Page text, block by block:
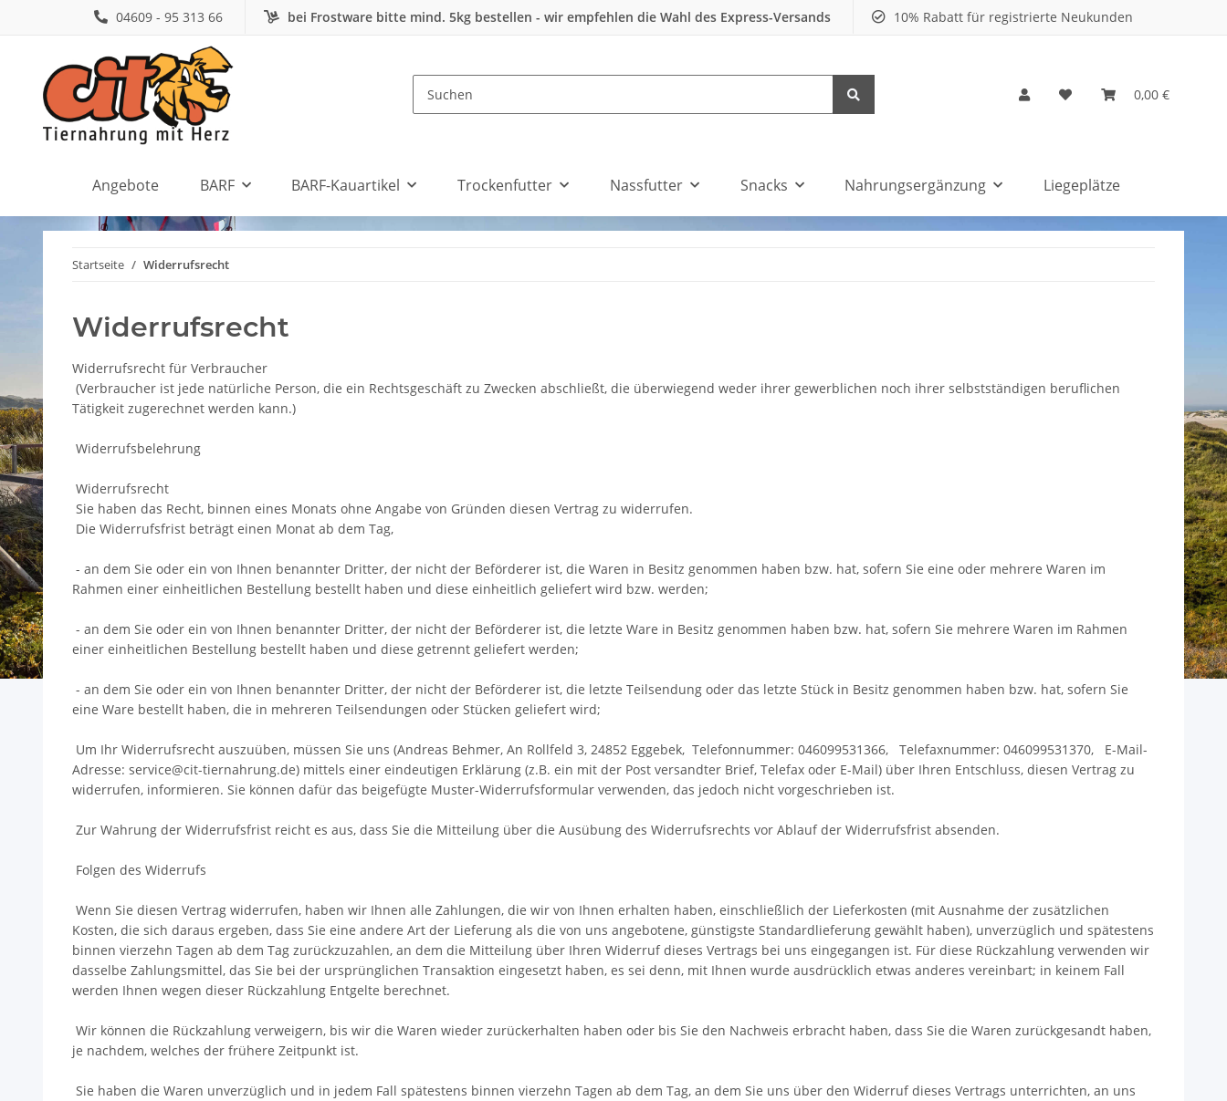
04609 - 95 313 66 bei Frostware bitte mind. 5kg bestellen - wir empfehlen die Wahl des Express-Versands 10% Rabatt für registrierte Neukunden
0,00 €
Angebote BARF BARF-Kauartikel Trockenfutter Nassfutter Snacks Nahrungsergänzung Liegeplätze
Startseite Widerrufsrecht
Widerrufsrecht
Widerrufsrecht für Verbraucher
(Verbraucher ist jede natürliche Person, die ein Rechtsgeschäft zu Zwecken abschließt, die überwiegend weder ihrer gewerblichen noch ihrer selbstständigen beruflichen
Tätigkeit zugerechnet werden kann.)
Widerrufsbelehrung
Widerrufsrecht
Sie haben das Recht, binnen eines Monats ohne Angabe von Gründen diesen Vertrag zu widerrufen.
Die Widerrufsfrist beträgt einen Monat ab dem Tag,
- an dem Sie oder ein von Ihnen benannter Dritter, der nicht der Beförderer ist, die Waren in Besitz genommen haben bzw. hat, sofern Sie eine oder mehrere Waren im
Rahmen einer einheitlichen Bestellung bestellt haben und diese einheitlich geliefert wird bzw. werden;
- an dem Sie oder ein von Ihnen benannter Dritter, der nicht der Beförderer ist, die letzte Ware in Besitz genommen haben bzw. hat, sofern Sie mehrere Waren im Rahmen
einer einheitlichen Bestellung bestellt haben und diese getrennt geliefert werden;
- an dem Sie oder ein von Ihnen benannter Dritter, der nicht der Beförderer ist, die letzte Teilsendung oder das letzte Stück in Besitz genommen haben bzw. hat, sofern Sie
eine Ware bestellt haben, die in mehreren Teilsendungen oder Stücken geliefert wird;
Um Ihr Widerrufsrecht auszuüben, müssen Sie uns (Andreas Behmer, An Rollfeld 3, 24852 Eggebek, Telefonnummer: 046099531366, Telefaxnummer: 046099531370, E-Mail-
Adresse: service@cit-tiernahrung.de) mittels einer eindeutigen Erklärung (z.B. ein mit der Post versandter Brief, Telefax oder E-Mail) über Ihren Entschluss, diesen Vertrag zu
widerrufen, informieren. Sie können dafür das beigefügte Muster-Widerrufsformular verwenden, das jedoch nicht vorgeschrieben ist.
Zur Wahrung der Widerrufsfrist reicht es aus, dass Sie die Mitteilung über die Ausübung des Widerrufsrechts vor Ablauf der Widerrufsfrist absenden.
Folgen des Widerrufs
Wenn Sie diesen Vertrag widerrufen, haben wir Ihnen alle Zahlungen, die wir von Ihnen erhalten haben, einschließlich der Lieferkosten (mit Ausnahme der zusätzlichen
Kosten, die sich daraus ergeben, dass Sie eine andere Art der Lieferung als die von uns angebotene, günstigste Standardlieferung gewählt haben), unverzüglich und spätestens
binnen vierzehn Tagen ab dem Tag zurückzuzahlen, an dem die Mitteilung über Ihren Widerruf dieses Vertrags bei uns eingegangen ist. Für diese Rückzahlung verwenden wir
dasselbe Zahlungsmittel, das Sie bei der ursprünglichen Transaktion eingesetzt haben, es sei denn, mit Ihnen wurde ausdrücklich etwas anderes vereinbart; in keinem Fall
werden Ihnen wegen dieser Rückzahlung Entgelte berechnet.
Wir können die Rückzahlung verweigern, bis wir die Waren wieder zurückerhalten haben oder bis Sie den Nachweis erbracht haben, dass Sie die Waren zurückgesandt haben,
je nachdem, welches der frühere Zeitpunkt ist.
Sie haben die Waren unverzüglich und in jedem Fall spätestens binnen vierzehn Tagen ab dem Tag, an dem Sie uns über den Widerruf dieses Vertrags unterrichten, an uns